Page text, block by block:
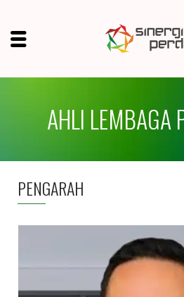
AHLI LEMBAGA
PENGARAH